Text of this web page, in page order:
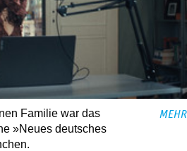
Familie war das
»Neues deutsches
MEHR